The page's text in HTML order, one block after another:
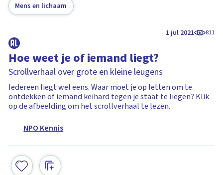
Mens en lichaam
1 jul 2021 811
Hoe weet je of iemand liegt?
Scrollverhaal over grote en kleine leugens
Iedereen liegt wel eens. Waar moet je op letten om te
ontdekken of iemand keihard tegen je staat te liegen? Klik
op de afbeelding om het scrollverhaal te lezen.
NPO Kennis